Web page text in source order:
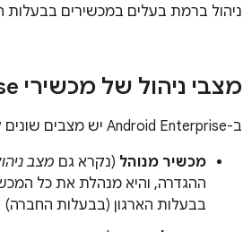
ניהול ברמת בעלים במכשירים בבעלות
מצבי ניהול של מכשירי Android Enterprise
ב-Android Enterprise יש מצבים שונים לניהול מכשירים:
מכשיר מנוהל (נקרא גם מצב
ההגדרה, והיא מנהלת את כל
בבעלות הארגון (בבעלות